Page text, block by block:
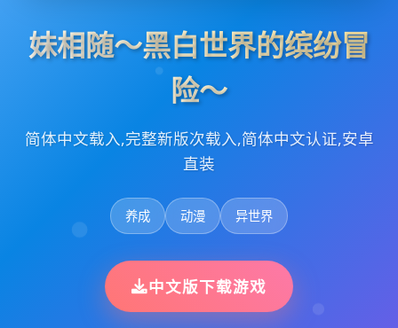
妹相随～黑白世界的缤纷冒
险～
简体中文载入,完整新版次载入,简体中文认证,安卓
直装
养成 动漫 异世界
中文版下载游戏